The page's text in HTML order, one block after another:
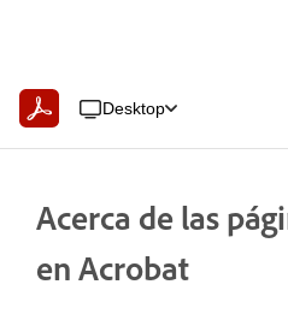
Desktop
Acerca de las
en Acrobat